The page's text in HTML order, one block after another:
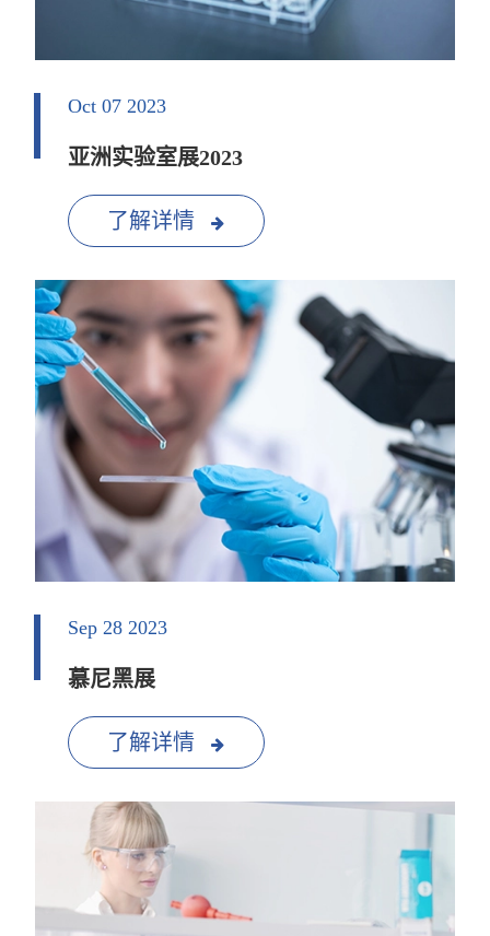
Oct 07 2023
亚洲实验室展2023
了解详情
Sep 28 2023
慕尼黑展
了解详情